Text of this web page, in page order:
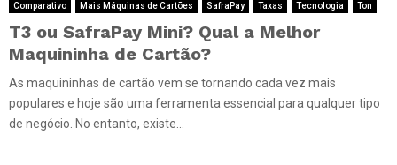
Comparativo Mais Máquinas de Cartões SafraPay Taxas Tecnologia Ton
T3 ou SafraPay Mini? Qual a Melhor
Maquininha de Cartão?
As maquininhas de cartão vem se tornando cada vez mais
populares e hoje são uma ferramenta essencial para qualquer tipo
de negócio. No entanto, existe...